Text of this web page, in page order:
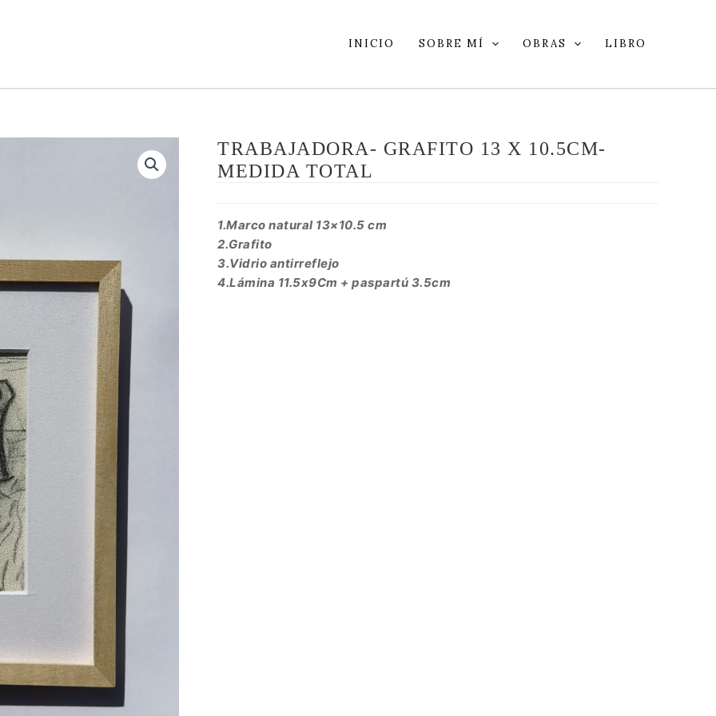
INICIO SOBRE MÍ OBRAS LIBRO
TRABAJADORA- GRAFITO 13 X 10.5CM-
MEDIDA TOTAL
1.Marco natural 13×10.5 cm
2.Grafito
3.Vidrio antirreflejo
4.Lámina 11.5x9Cm + paspartú 3.5cm